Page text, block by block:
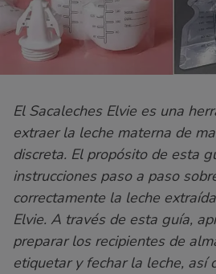
El Sacaleches Elvie es una
extraer la leche materna de
discreta. El propósito de esta
instrucciones paso a paso
correctamente la leche
Elvie. A través de esta guía,
preparar los recipientes de
etiquetar y fechar la leche, así